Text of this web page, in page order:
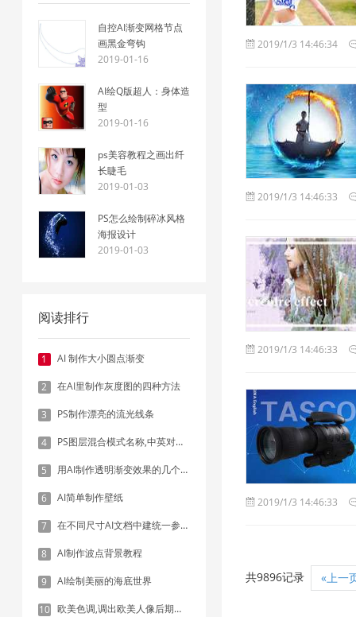
自控AI渐变网格节点
画黑金弯钩
2019-01-16
AI绘Q版超人：身体造
型
2019-01-16
ps美容教程之画出纤
长睫毛
2019-01-03
PS怎么绘制碎冰风格
海报设计
2019-01-03
阅读排行
1 AI 制作大小圆点渐变
2 在AI里制作灰度图的四种方法
3 PS制作漂亮的流光线条
4 PS图层混合模式名称,中英对照表
5 用AI制作透明渐变效果的几个方法
6 AI简单制作壁纸
7 在不同尺寸AI文档中建统一参考线 - 方法1：对齐和分布
8 AI制作波点背景教程
9 AI绘制美丽的海底世界
10 欧美色调,调出欧美人像后期色调实例
2019/1/3 14:46:34
2019/1/3 14:46:33
2019/1/3 14:46:33
2019/1/3 14:46:33
共9896记录 «上一